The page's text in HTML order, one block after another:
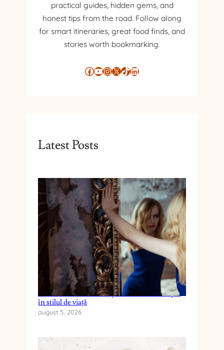
practical guides, hidden gems, and
honest tips from the road. Follow along
for smart itineraries, great food finds, and
stories worth bookmarking.
Facebook YouTube InstagramX TikTok LinkedIn
Latest Posts
Cum reduci anxietatea prin schimbări simple
în stilul de viață
august 5, 2026